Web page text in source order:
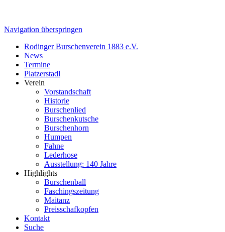
Navigation überspringen
Rodinger Burschenverein 1883 e.V.
News
Termine
Platzerstadl
Verein
Vorstandschaft
Historie
Burschenlied
Burschenkutsche
Burschenhorn
Humpen
Fahne
Lederhose
Ausstellung: 140 Jahre
Highlights
Burschenball
Faschingszeitung
Maitanz
Preisschafkopfen
Kontakt
Suche